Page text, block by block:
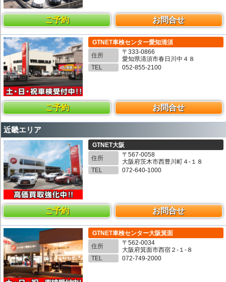
ご予約 お問合せ
GTNET車検センター愛知清須
住所
〒333-0866
愛知県清須市春日川中４８
TEL
052-855-2100
ご予約 お問合せ
近畿エリア
GTNET大阪
住所
〒567-0058
大阪府茨木市西豊川町４-１８
TEL
072-640-1000
ご予約 お問合せ
GTNET車検センター大阪箕面
住所
〒562-0034
大阪府箕面市西宿２-１-８
TEL
072-749-2000